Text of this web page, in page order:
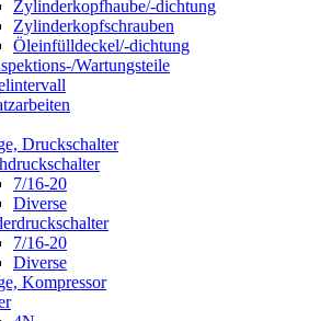
Zylinderkopfhaube/-dichtung
Zylinderkopfschrauben
Öleinfülldeckel/-dichtung
Wartungsteile
Druckschalter
7/16-20
Diverse
7/16-20
Diverse
Kompressor